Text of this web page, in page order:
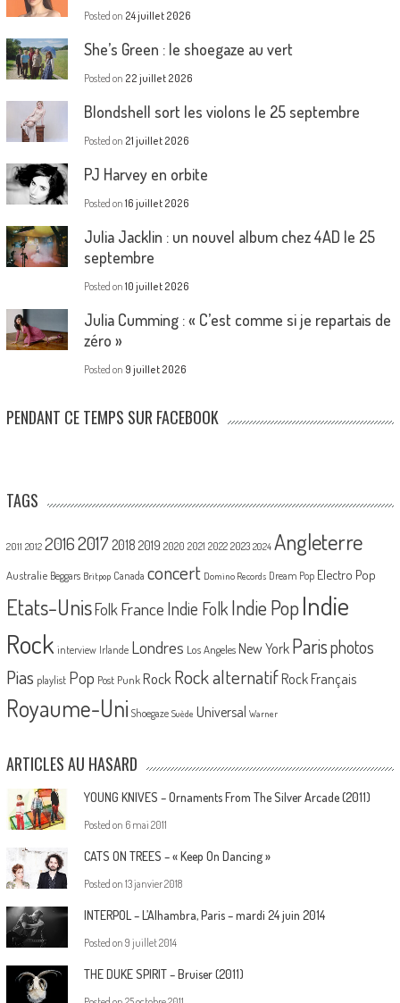
Posted on 24 juillet 2026
She’s Green : le shoegaze au vert
Posted on 22 juillet 2026
Blondshell sort les violons le 25 septembre
Posted on 21 juillet 2026
PJ Harvey en orbite
Posted on 16 juillet 2026
Julia Jacklin : un nouvel album chez 4AD le 25
septembre
Posted on 10 juillet 2026
Julia Cumming : « C’est comme si je repartais de
zéro »
Posted on 9 juillet 2026
PENDANT CE TEMPS SUR FACEBOOK
TAGS
2011 2012 20162017 2018 2019 2020 2021 2022 2023 2024 Angleterre
Australie Beggars Britpop Canada concert Domino Records Dream Pop Electro Pop
Etats-UnisFolk France Indie Folk Indie PopIndie
Rock interview Irlande Londres Los Angeles New York Parisphotos
Pias playlist Pop Post Punk Rock Rock alternatif Rock Français
Royaume-Uni Shoegaze Suède Universal Warner
ARTICLES AU HASARD
YOUNG KNIVES – Ornaments From The Silver Arcade (2011)
Posted on 6 mai 2011
CATS ON TREES – « Keep On Dancing »
Posted on 13 janvier 2018
INTERPOL – L’Alhambra, Paris – mardi 24 juin 2014
Posted on 9 juillet 2014
THE DUKE SPIRIT – Bruiser (2011)